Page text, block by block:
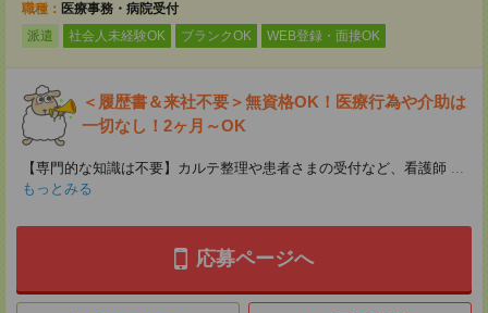
職種： 医療事務・病院受付
派遣
社会人未経験OK ブランクOK WEB登録・面接OK
＜履歴書＆来社不要＞無資格OK！医療行為や介助は
一切なし！2ヶ月～OK
【専門的な知識は不要】カルテ整理や患者さまの受付など、看護師 ...
もっとみる
応募ページへ